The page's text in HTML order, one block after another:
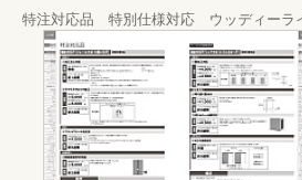
特注対応品 特別仕様対応 ウッディーラ